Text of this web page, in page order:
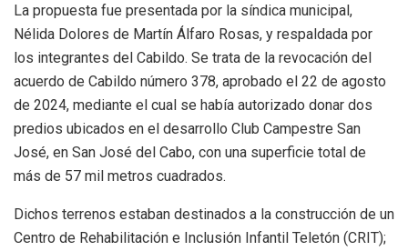
La propuesta fue presentada por la síndica municipal,
Nélida Dolores de Martín Álfaro Rosas, y respaldada por
los integrantes del Cabildo. Se trata de la revocación del
acuerdo de Cabildo número 378, aprobado el 22 de agosto
de 2024, mediante el cual se había autorizado donar dos
predios ubicados en el desarrollo Club Campestre San
José, en San José del Cabo, con una superficie total de
más de 57 mil metros cuadrados.
Dichos terrenos estaban destinados a la construcción de un
Centro de Rehabilitación e Inclusión Infantil Teletón (CRIT);